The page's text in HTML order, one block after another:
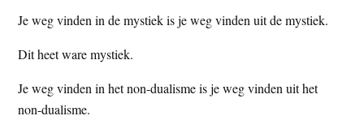
Je weg vinden in de mystiek is je weg vinden uit de mystiek.
Dit heet ware mystiek.
Je weg vinden in het non-dualisme is je weg vinden uit het
non-dualisme.